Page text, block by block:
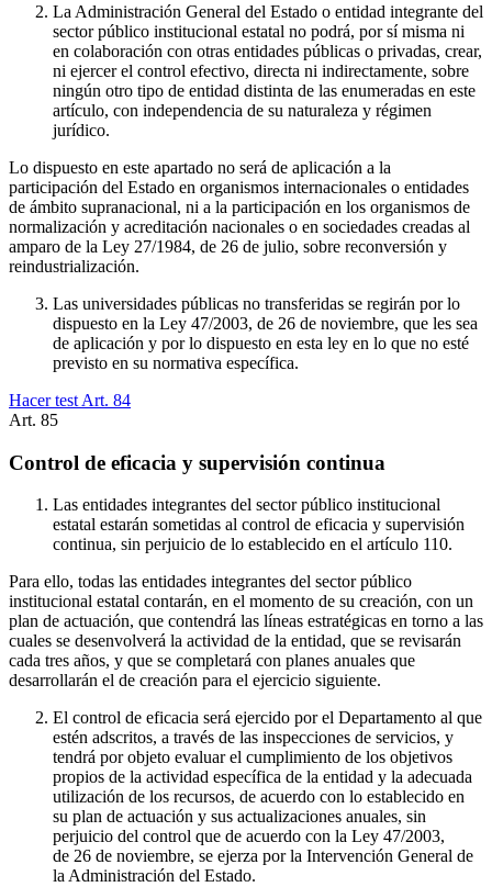
La Administración General del Estado o entidad integrante del
sector público institucional estatal no podrá, por sí misma ni
en colaboración con otras entidades públicas o privadas, crear,
ni ejercer el control efectivo, directa ni indirectamente, sobre
ningún otro tipo de entidad distinta de las enumeradas en este
artículo, con independencia de su naturaleza y régimen
jurídico.
Lo dispuesto en este apartado no será de aplicación a la
participación del Estado en organismos internacionales o entidades
de ámbito supranacional, ni a la participación en los organismos de
normalización y acreditación nacionales o en sociedades creadas al
amparo de la Ley 27/1984, de 26 de julio, sobre reconversión y
reindustrialización.
Las universidades públicas no transferidas se regirán por lo
dispuesto en la Ley 47/2003, de 26 de noviembre, que les sea
de aplicación y por lo dispuesto en esta ley en lo que no esté
previsto en su normativa específica.
Hacer test Art. 84
Art. 85
Control de eficacia y supervisión continua
Las entidades integrantes del sector público institucional
estatal estarán sometidas al control de eficacia y supervisión
continua, sin perjuicio de lo establecido en el artículo 110.
Para ello, todas las entidades integrantes del sector público
institucional estatal contarán, en el momento de su creación, con un
plan de actuación, que contendrá las líneas estratégicas en torno a las
cuales se desenvolverá la actividad de la entidad, que se revisarán
cada tres años, y que se completará con planes anuales que
desarrollarán el de creación para el ejercicio siguiente.
El control de eficacia será ejercido por el Departamento al que
estén adscritos, a través de las inspecciones de servicios, y
tendrá por objeto evaluar el cumplimiento de los objetivos
propios de la actividad específica de la entidad y la adecuada
utilización de los recursos, de acuerdo con lo establecido en
su plan de actuación y sus actualizaciones anuales, sin
perjuicio del control que de acuerdo con la Ley 47/2003,
de 26 de noviembre, se ejerza por la Intervención General de
la Administración del Estado.